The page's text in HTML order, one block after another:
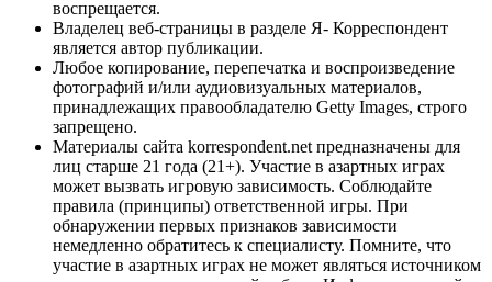
воспрещается.
Владелец веб-страницы в разделе Я- Корреспондент
является автор публикации.
Любое копирование, перепечатка и воспроизведение
фотографий и/или аудиовизуальных материалов,
принадлежащих правообладателю Getty Images, строго
запрещено.
Материалы сайта korrespondent.net предназначены для
лиц старше 21 года (21+). Участие в азартных играх
может вызвать игровую зависимость. Соблюдайте
правила (принципы) ответственной игры. При
обнаружении первых признаков зависимости
немедленно обратитесь к специалисту. Помните, что
участие в азартных играх не может являться источником